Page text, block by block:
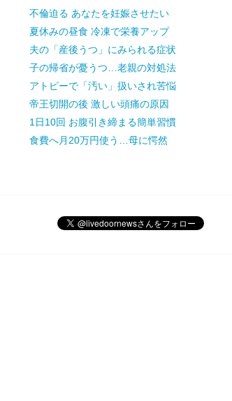
不倫迫る あなたを妊娠させたい
夏休みの昼食 冷凍で栄養アップ
夫の「産後うつ」にみられる症状
子の帰省が憂うつ…老親の対処法
アトピーで「汚い」扱いされ苦悩
帝王切開の後 激しい頭痛の原因
1日10回 お腹引き締まる簡単習慣
食費へ月20万円使う…母に愕然